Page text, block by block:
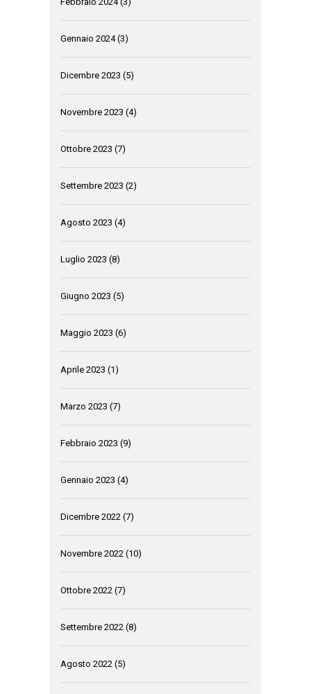
Gennaio 2024(3)
Dicembre 2023 (5)
Novembre 2023 (4)
Ottobre 2023 (7)
Settembre 2023 (2)
Agosto 2023 (4)
Luglio 2023 (8)
Giugno 2023 (5)
Maggio 2023 (6)
Aprile 2023 (1)
Marzo 2023 (7)
Febbraio 2023 (9)
Gennaio 2023 (4)
Dicembre 2022 (7)
Novembre 2022 (10)
Ottobre 2022 (7)
Settembre 2022 (8)
Agosto 2022 (5)